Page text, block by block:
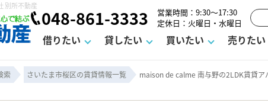
別所不動産
048-861-3333
営業時間：9:30～17:30
定休日：火曜日・水曜日
借りたい 貸したい 買いたい 売りたい
索 さいたま市桜区の賃貸情報一覧 maison de calme 南与野の2LDK賃貸ア